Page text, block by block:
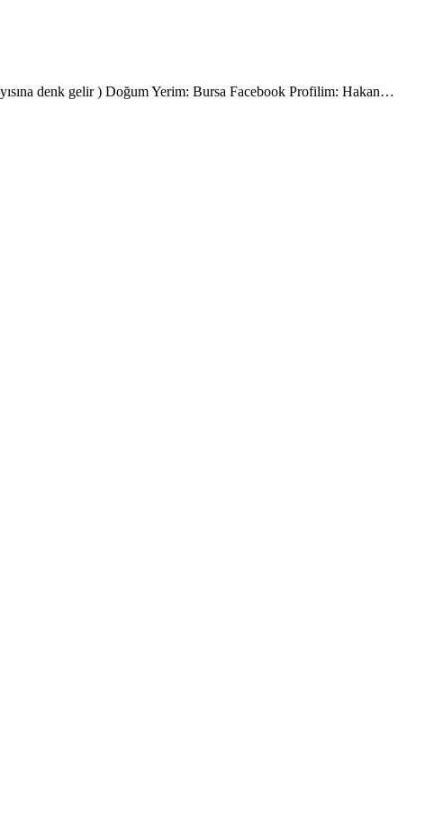
denk gelir ) Doğum Yerim: Bursa Facebook Profilim: Hakan…